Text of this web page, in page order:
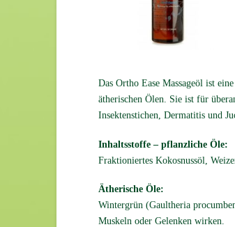
Das Ortho Ease Massageöl ist
ätherischen Ölen. Sie ist für
Insektenstichen, Dermatitis und
Inhaltsstoffe – pflanzliche Öle:
Fraktioniertes Kokosnussöl,
Ätherische Öle:
Wintergrün (Gaultheria
Muskeln oder Gelenken wirken.